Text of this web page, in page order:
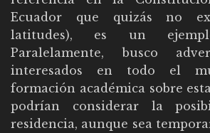
Ecuador que quizás no
latitudes), es un
Paralelamente, busco
interesados en todo el
formación académica sobre
podrían considerar la
residencia, aunque sea